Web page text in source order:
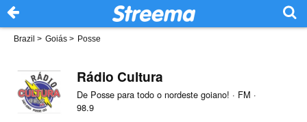
Brazil > Goiás > Posse
Rádio Cultura
De Posse para todo o nordeste goiano! · FM ·
98.9